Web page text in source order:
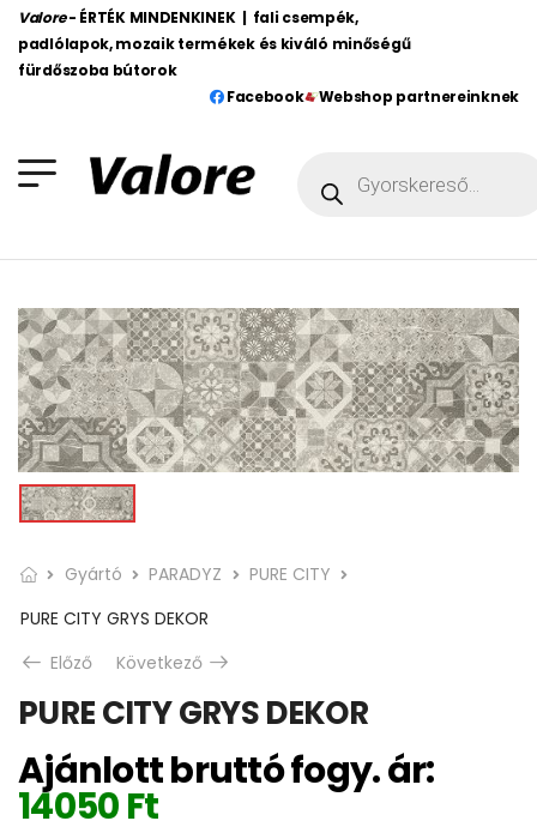
Valore - ÉRTÉK MINDENKINEK | fali csempék,
padlólapok, mozaik termékek és kiváló minőségű
fürdőszoba bútorok
Facebook
Webshop partnereinknek
Gyártó PARADYZ
PURE CITY
PURE CITY GRYS DEKOR
Előző
Következő
PURE CITY GRYS DEKOR
Ajánlott bruttó fogy. ár:
14050Ft